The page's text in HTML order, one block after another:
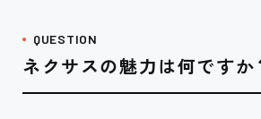
QUESTION
ネクサスの魅力は何ですか